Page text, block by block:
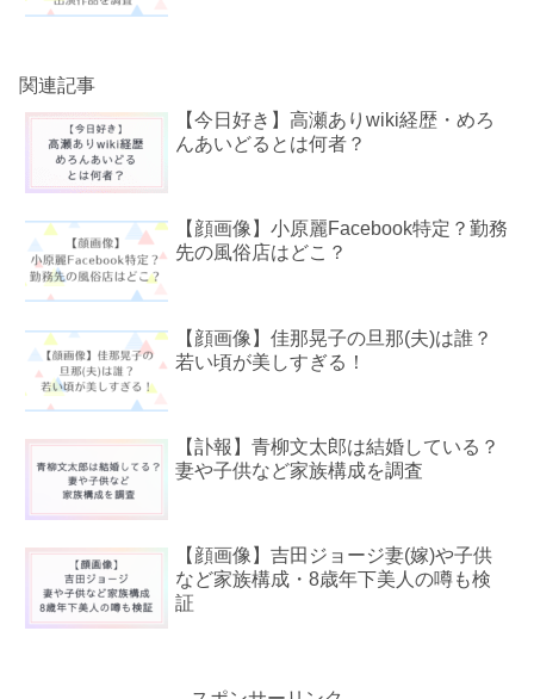
関連記事
【今日好き】高瀬ありwiki経歴・めろ
んあいどるとは何者？
【顔画像】小原麗Facebook特定？勤務
先の風俗店はどこ？
【顔画像】佳那晃子の旦那(夫)は誰？
若い頃が美しすぎる！
【訃報】青柳文太郎は結婚している？
妻や子供など家族構成を調査
【顔画像】吉田ジョージ妻(嫁)や子供
など家族構成・8歳年下美人の噂も検
証